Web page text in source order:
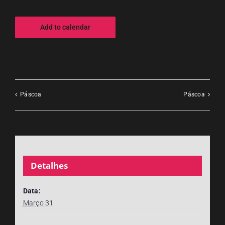
Add to calendar
Páscoa Páscoa
Detalhes
Data:
Março 31